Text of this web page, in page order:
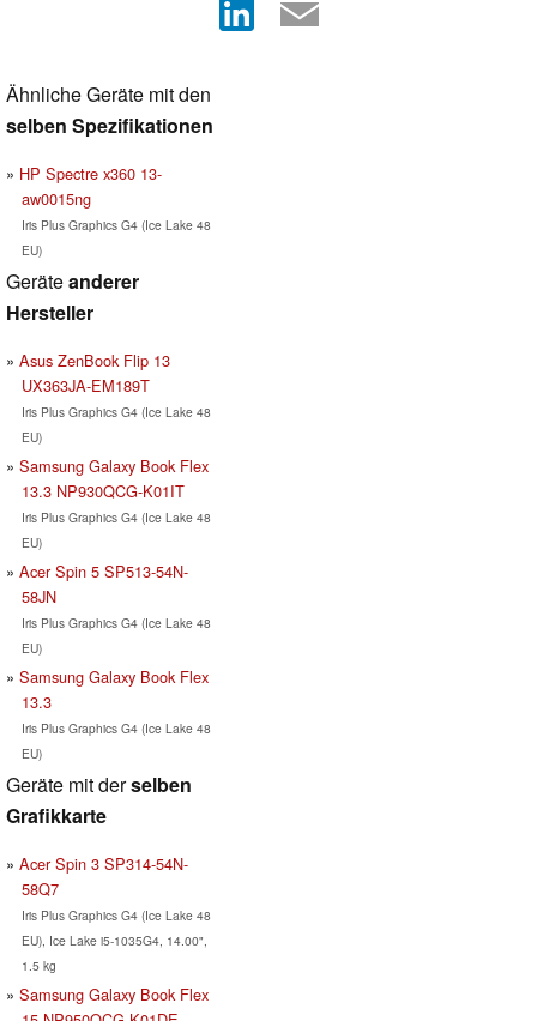
Ähnliche Geräte mit den
selben Spezifikationen
HP Spectre x360 13-
aw0015ng
Iris Plus Graphics G4 (Ice Lake 48
EU)
Geräteanderer
Hersteller
Asus ZenBook Flip 13
UX363JA-EM189T
Iris Plus Graphics G4 (Ice Lake 48
EU)
Samsung Galaxy Book Flex
13.3 NP930QCG-K01IT
Iris Plus Graphics G4 (Ice Lake 48
EU)
Acer Spin 5 SP513-54N-
58JN
Iris Plus Graphics G4 (Ice Lake 48
EU)
Samsung Galaxy Book Flex
13.3
Iris Plus Graphics G4 (Ice Lake 48
EU)
Geräte mit derselben
Grafikkarte
Acer Spin 3 SP314-54N-
58Q7
Iris Plus Graphics G4 (Ice Lake 48
EU), Ice Lake i5-1035G4, 14.00",
1.5 kg
Samsung Galaxy Book Flex